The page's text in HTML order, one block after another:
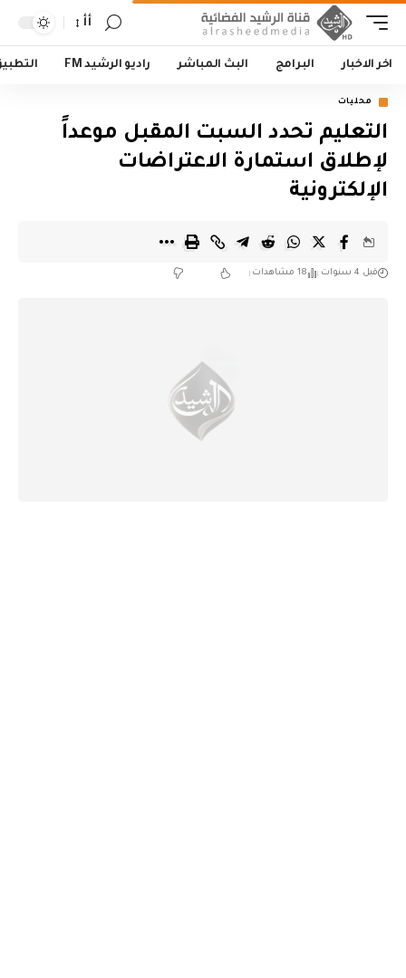
أأ
اخر الاخبار البرامج البث المباشر راديو الرشيد FM
محليات
التعليم تحدد السبت المقبل موعداً
لإطلاق استمارة الاعتراضات
الإلكترونية
قبل 4 سنوات 18 مشاهدات